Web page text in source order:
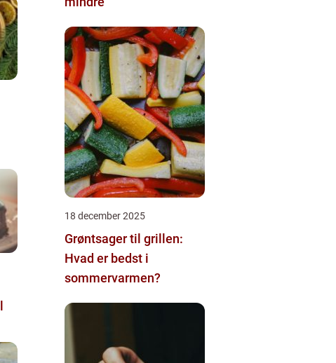
18 december 2025
Grøntsager til grillen:
Hvad er bedst i
sommervarmen?